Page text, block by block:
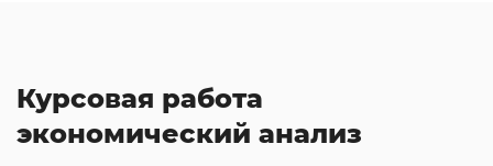
Курсовая работа
экономический анализ